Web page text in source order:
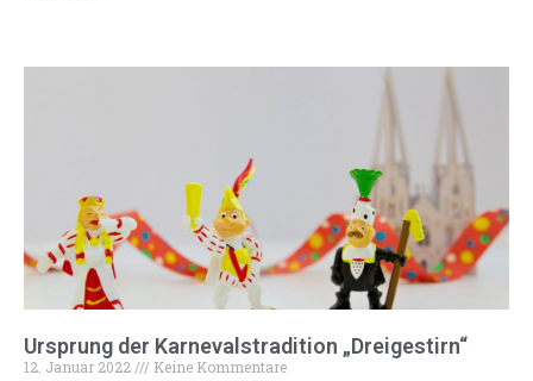
Ursprung der Karnevalstradition „Dreigestirn“
12. Januar 2022 Keine Kommentare